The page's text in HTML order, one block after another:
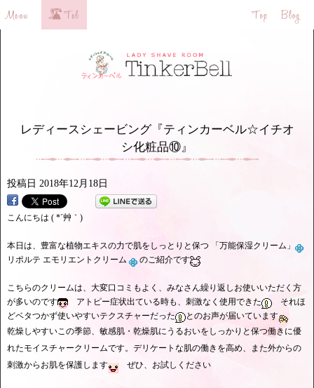
レディースシェービング『ティンカーベル☆イチオ
シ化粧品⑩』
投稿日 2018年12月18日
こんにちは ( *´艸｀)
本日は、豊富な植物エキスの力で肌をしっとりと保つ 「万能保湿クリーム」
リポルテ エモリエントクリーム
のご紹介です
こちらのクリームは、大変口コミもよく、みなさん繰り返しお使いいただく方
が多いのです
アトピー症状出ている時も、刺激なく使用できた
それほ
どベタつかず使いやすいテクスチャーだった
とのお声が届いています
乾燥しやすいこの季節、敏感肌・乾燥肌にうるおいをしっかりと保つ働きに優
れたモイスチャークリームです。デリケートな肌の働きを高め、また外からの
刺激からお肌を保護します
ぜひ、お試しください